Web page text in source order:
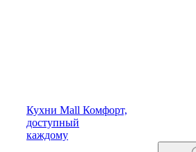
Кухни Mall Комфорт,
доступный
каждому